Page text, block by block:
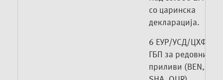
со царинска
декларација.
6 ЕУР/УСД/ЦХФ/
ГБП за редовни
приливи (BEN,